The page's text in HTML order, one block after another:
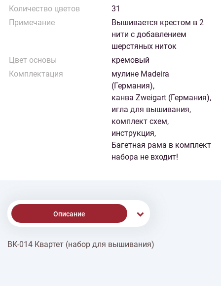
Количество цветов
31
Примечание
Вышивается крестом в 2
нити с добавлением
шерстяных ниток
Цвет основы
кремовый
Комплектация
мулине Madeira
(Германия),
канва Zweigart (Германия),
игла для вышивания,
комплект схем,
инструкция,
Багетная рама в комплект
набора не входит!
Описание
Доставка
ВК-014 Квартет (набор для вышивания)